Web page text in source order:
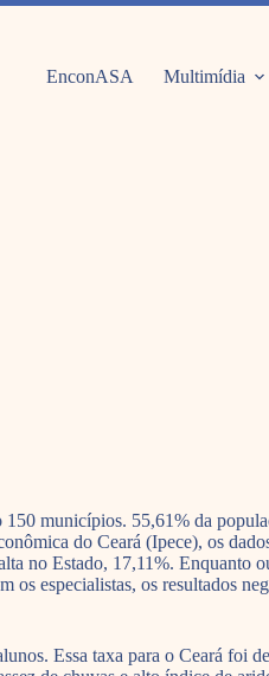
EnconASA Multimídia
municípios. 55,61% da
do Ceará (Ipece), os
no Estado, 17,11%. Enquanto
especialistas, os resultados
Essa taxa para o Ceará foi